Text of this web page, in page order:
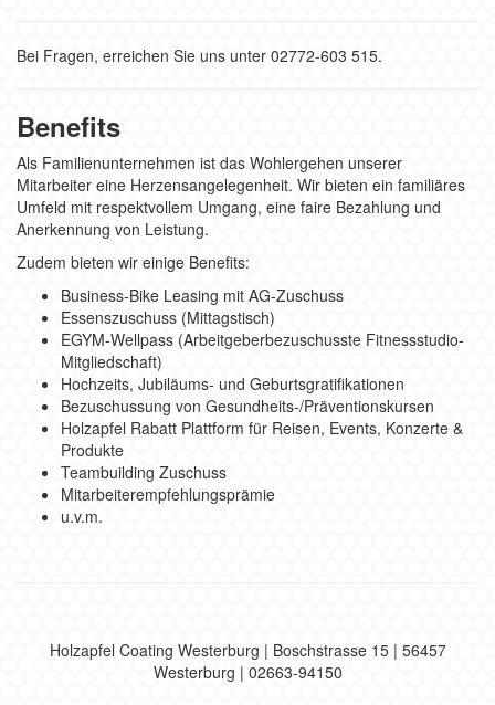
Bei Fragen, erreichen Sie uns unter 02772-603 515.
Benefits
Als Familienunternehmen ist das Wohlergehen unserer
Mitarbeiter eine Herzensangelegenheit. Wir bieten ein familiäres
Umfeld mit respektvollem Umgang, eine faire Bezahlung und
Anerkennung von Leistung.
Zudem bieten wir einige Benefits:
Business-Bike Leasing mit AG-Zuschuss
Essenszuschuss (Mittagstisch)
EGYM-Wellpass (Arbeitgeberbezuschusste Fitnessstudio-
Mitgliedschaft)
Hochzeits, Jubiläums- und Geburtsgratifikationen
Bezuschussung von Gesundheits-/Präventionskursen
Holzapfel Rabatt Plattform für Reisen, Events, Konzerte &
Produkte
Teambuilding Zuschuss
Mitarbeiterempfehlungsprämie
u.v.m.
Holzapfel Coating Westerburg | Boschstrasse 15 | 56457
Westerburg | 02663-94150